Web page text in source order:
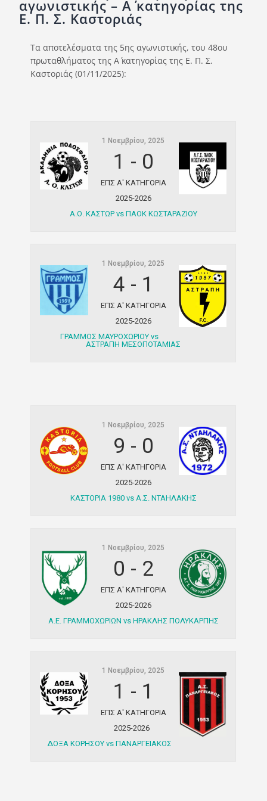
Ποινές
Περισσότερα
αγωνιστικής – A΄ κατηγορίας της
Ε. Π. Σ. Καστοριάς
Τα αποτελέσματα της 5ης αγωνιστικής, του 48ου
πρωταθλήματος της Α΄ κατηγορίας της Ε. Π. Σ.
Καστοριάς (01/11/2025):
1 Νοεμβρίου, 2025
1 - 0
ΕΠΣ Α' ΚΑΤΗΓΟΡΙΑ
2025-2026
Α.Ο. ΚΑΣΤΩΡ vs ΠΑΟΚ ΚΩΣΤΑΡΑΖΙΟΥ
1 Νοεμβρίου, 2025
4 - 1
ΕΠΣ Α' ΚΑΤΗΓΟΡΙΑ
2025-2026
ΓΡΑΜΜΟΣ ΜΑΥΡΟΧΩΡΙΟΥ vs
ΑΣΤΡΑΠΗ ΜΕΣΟΠΟΤΑΜΙΑΣ
1 Νοεμβρίου, 2025
9 - 0
ΕΠΣ Α' ΚΑΤΗΓΟΡΙΑ
2025-2026
ΚΑΣΤΟΡΙΑ 1980 vs Α.Σ. ΝΤΑΗΛΑΚΗΣ
1 Νοεμβρίου, 2025
0 - 2
ΕΠΣ Α' ΚΑΤΗΓΟΡΙΑ
2025-2026
Α.Ε. ΓΡΑΜΜΟΧΩΡΙΩΝ vs ΗΡΑΚΛΗΣ ΠΟΛΥΚΑΡΠΗΣ
1 Νοεμβρίου, 2025
1 - 1
ΕΠΣ Α' ΚΑΤΗΓΟΡΙΑ
2025-2026
ΔΟΞΑ ΚΟΡΗΣΟΥ vs ΠΑΝΑΡΓΕΙΑΚΟΣ